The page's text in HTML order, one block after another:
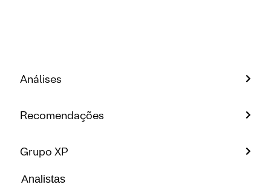
Análises
Recomendações
Grupo XP
Analistas